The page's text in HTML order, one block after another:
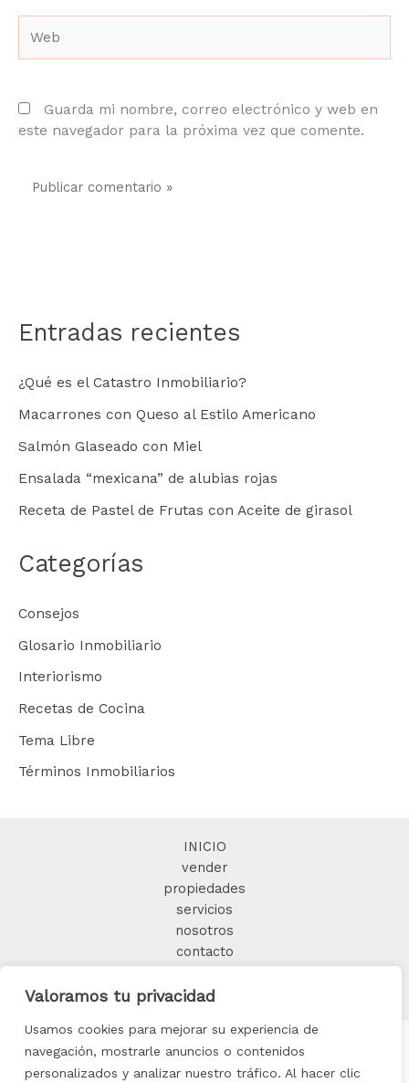
Valoramos tu privacidad
Usamos cookies para mejorar su experiencia de
navegación, mostrarle anuncios o contenidos
personalizados y analizar nuestro tráfico. Al hacer clic
Web
Guarda mi nombre, correo electrónico y web
en este navegador para la próxima vez que
¿Qué es el Catastro Inmobiliario?
Macarrones con Queso al Estilo Americano
Salmón Glaseado con Miel
Ensalada “mexicana” de alubias rojas
Consejos
Glosario Inmobiliario
Interiorismo
Recetas de Cocina
Tema Libre
INICIO
vender
propiedades
servicios
nosotros
BLOG